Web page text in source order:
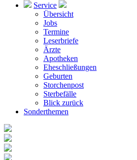
Service
Übersicht
Jobs
Termine
Leserbriefe
Ärzte
Apotheken
Eheschließungen
Geburten
Storchenpost
Sterbefälle
Blick zurück
Sonderthemen